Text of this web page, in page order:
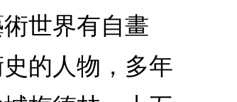
世界有自畫
的人物，多年